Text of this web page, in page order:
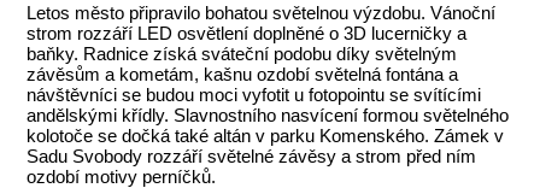
Letos město připravilo bohatou světelnou výzdobu. Vánoční
strom rozzáří LED osvětlení doplněné o 3D lucerničky a
baňky. Radnice získá sváteční podobu díky světelným
závěsům a kometám, kašnu ozdobí světelná fontána a
návštěvníci se budou moci vyfotit u fotopointu se svítícími
andělskými křídly. Slavnostního nasvícení formou světelného
kolotoče se dočká také altán v parku Komenského. Zámek v
Sadu Svobody rozzáří světelné závěsy a strom před ním
ozdobí motivy perníčků.